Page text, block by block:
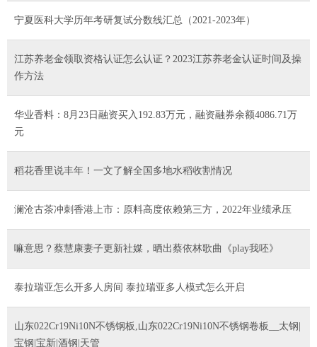
宁夏医科大学历年考研复试分数线汇总（2021-2023年）
江苏养老金领取资格认证怎么认证？2023江苏养老金认证时间及操
作方法
华业香料：8月23日融资买入192.83万元，融资融券余额4086.71万
元
稻花香里说丰年！一文了解全国多地水稻收割情况
澜沧古茶冲刺香港上市：原料高度依赖第三方，2022年业绩承压
嘛意思？蔡慧康妻子更新社媒，晒出蔡依林歌曲《play我呸》
泰拉瑞亚怎么开多人房间 泰拉瑞亚多人模式怎么开启
山东022Cr19Ni10N不锈钢板,山东022Cr19Ni10N不锈钢卷板__太钢|
宝钢|宝新|酒钢|天管